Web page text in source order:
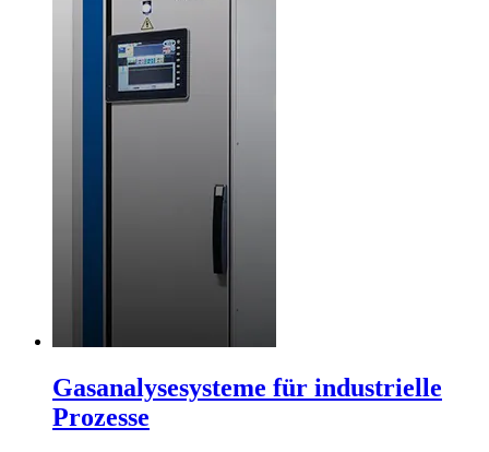
Gasanalysesysteme für industrielle
Prozesse